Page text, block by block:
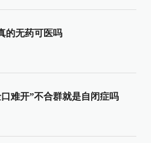
的无药可医吗
口难开”不合群就是自闭症吗